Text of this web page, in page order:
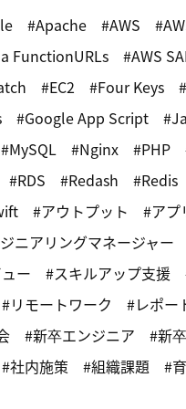
Apache AWS
FunctionURLs
AWS
EC2 Four Keys
Google App Script
MySQL
Nginx PHP
RDS
Redash Redis
アウトプット アプ
ニアリングマネージャー
ー
スキルアップ支援
リモートワーク
レポー
新卒エンジニア 新
社内施策
組織課題